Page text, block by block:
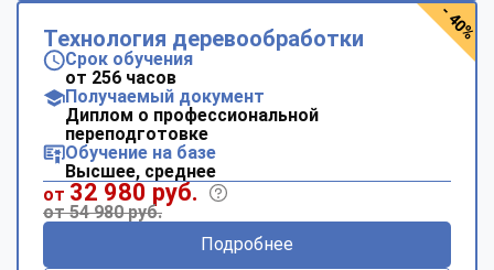
Технология деревообработки
Срок обучения
от 256 часов
Получаемый документ
Диплом о профессиональной
переподготовке
Обучение на базе
Высшее, среднее
от 32 980 руб.
от 54 980 руб.
Подробнее
- 40%